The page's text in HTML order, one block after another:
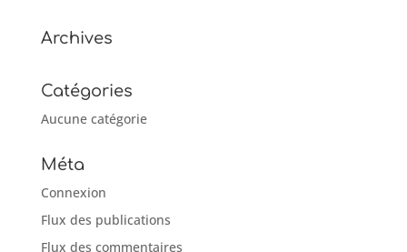
Archives
Catégories
Aucune catégorie
Méta
Connexion
Flux des publications
Flux des commentaires